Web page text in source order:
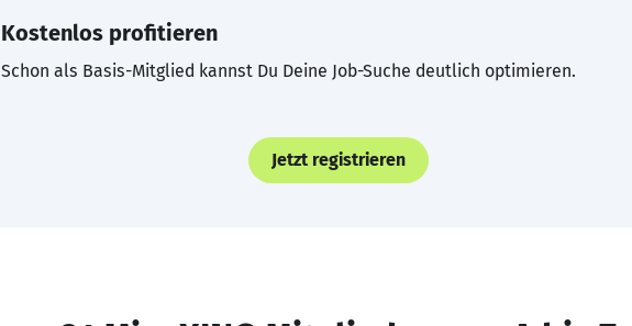
Kostenlos profitieren
Schon als Basis-Mitglied kannst Du Deine Job-Suche deutlich optimieren.
Jetzt registrieren